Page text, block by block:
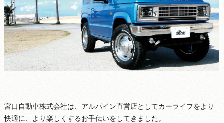
宮口自動車株式会社は、アルパイン直営店としてカーライフをより
快適に、より楽しくするお手伝いをしてきました。